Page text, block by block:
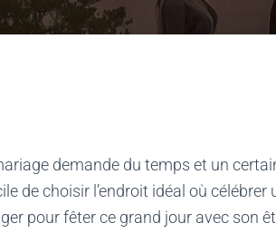
demande du temps et un
de choisir l’endroit idéal où
pour fêter ce grand jour avec son